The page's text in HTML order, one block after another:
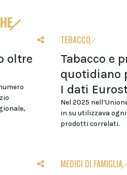
oltre
TEBACCO
Tabacco e
quotidiano
I dati
Nel 2025
in su utilizzava
prodotti correlati.
MEDICI DI FAMIGLIA